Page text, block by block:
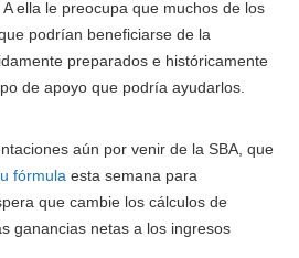
ella le preocupa que muchos de los
podrían beneficiarse de la
preparados e históricamente
de apoyo que podría ayudarlos.
aún por venir de la SBA, que
fórmula esta semana para
que cambie los cálculos de
ganancias netas a los ingresos